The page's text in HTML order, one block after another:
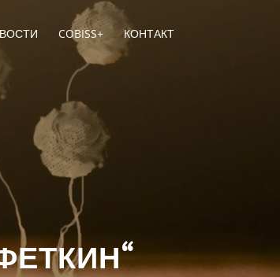
COBISS+ КОНТАКТ